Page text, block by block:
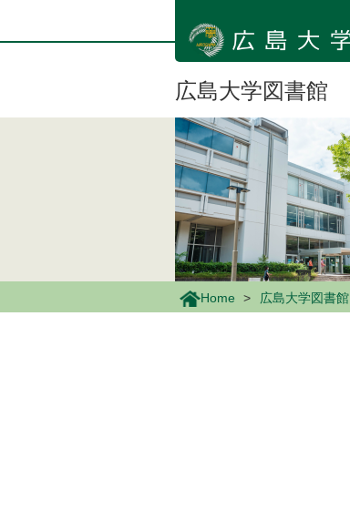
ン
広島大学図書館
Home 広島大学図書館